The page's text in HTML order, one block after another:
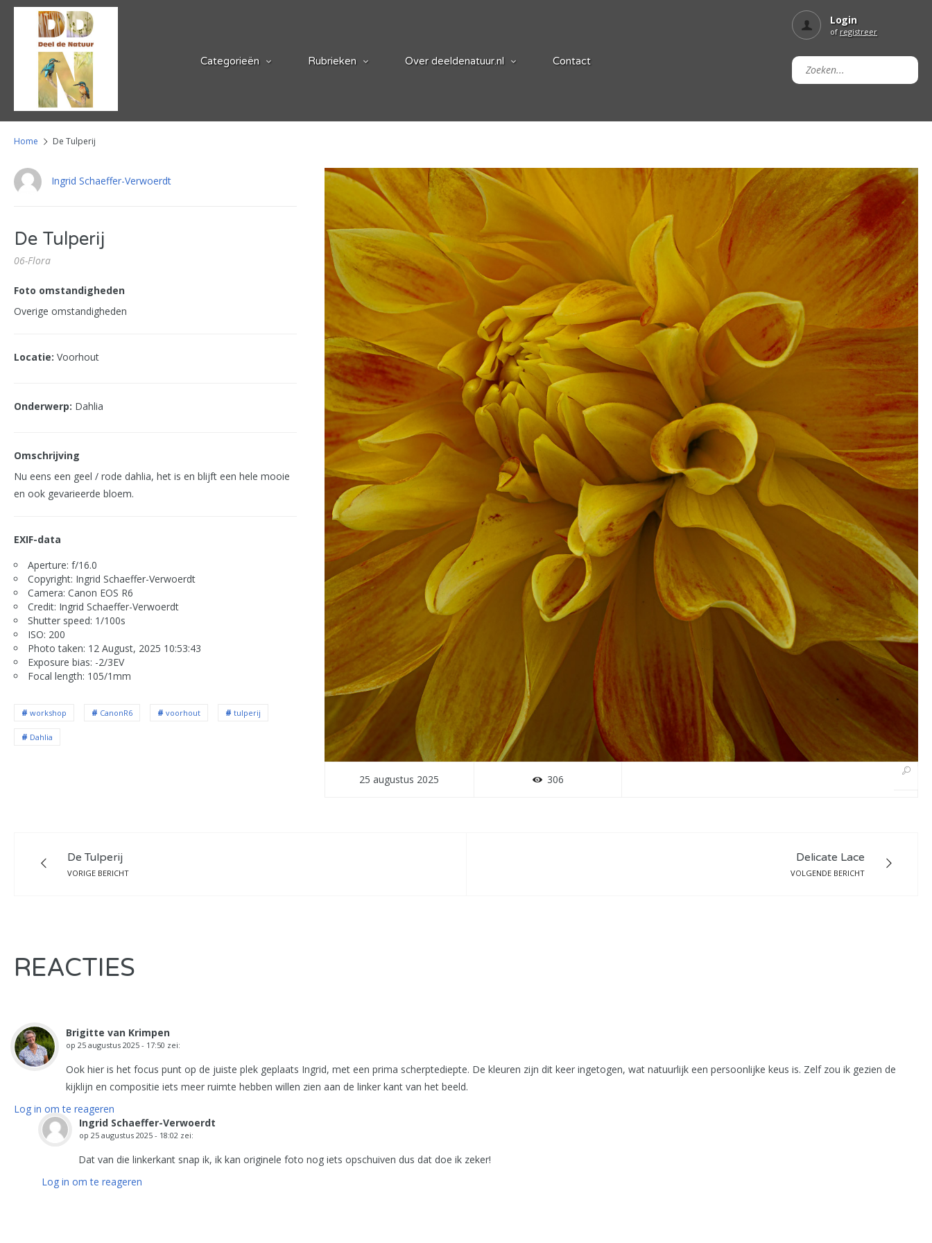
Categorieën Rubrieken Over deeldenatuur.nl Contact
Login
of registreer
Home De Tulperij
Ingrid Schaeffer-Verwoerdt
De Tulperij
06-Flora
Foto omstandigheden
Overige omstandigheden
Locatie: Voorhout
Onderwerp: Dahlia
Omschrijving
Nu eens een geel / rode dahlia, het is en blijft een hele mooie
en ook gevarieerde bloem.
EXIF-data
Aperture: f/16.0
Copyright: Ingrid Schaeffer-Verwoerdt
Camera: Canon EOS R6
Credit: Ingrid Schaeffer-Verwoerdt
Shutter speed: 1/100s
ISO: 200
Photo taken: 12 August, 2025 10:53:43
Exposure bias: -2/3EV
Focal length: 105/1mm
workshop CanonR6 voorhout tulperij
Dahlia
25 augustus 2025 306
De Tulperij
VORIGE BERICHT
Delicate Lace
VOLGENDE BERICHT
REACTIES
Brigitte van Krimpen
op 25 augustus 2025 - 17:50 zei:
Ook hier is het focus punt op de juiste plek geplaats Ingrid, met een prima scherptediepte. De kleuren zijn dit keer ingetogen, wat natuurlijk een persoonlijke keus is. Zelf zou ik gezien de
kijklijn en compositie iets meer ruimte hebben willen zien aan de linker kant van het beeld.
Log in om te reageren
Ingrid Schaeffer-Verwoerdt
op 25 augustus 2025 - 18:02 zei:
Dat van die linkerkant snap ik, ik kan originele foto nog iets opschuiven dus dat doe ik zeker!
Log in om te reageren